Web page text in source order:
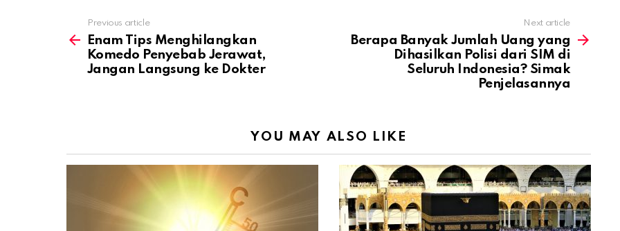
more
Previous article
Enam Tips Menghilangkan
Komedo Penyebab Jerawat,
Jangan Langsung ke Dokter
Next article
Berapa Banyak Jumlah Uang yang
Dihasilkan Polisi dari SIM di
Seluruh Indonesia? Simak
Penjelasannya
YOU MAY ALSO LIKE